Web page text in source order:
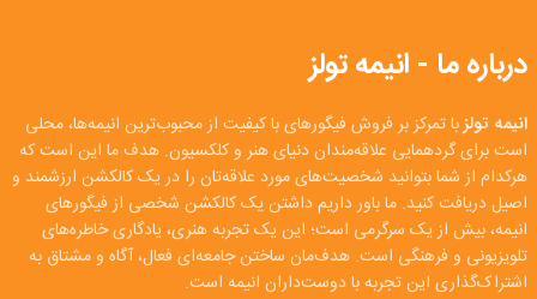
درباره ما - انیمه تولز
انیمه تولزبا تمرکز بر فروش فیگورهای با کیفیت از محبوب‌ترین انیمه‌ها، محلی
است برای گردهمایی علاقه‌مندان دنیای هنر و کلکسیون. هدف ما این است که
هرکدام از شما بتوانید شخصیت‌های مورد علاقه‌تان را در یک کالکشن ارزشمند و
اصیل دریافت کنید. ما باور داریم داشتن یک کالکشن شخصی از فیگورهای
انیمه، بیش از یک سرگرمی است؛ این یک تجربه هنری، یادگاری خاطره‌های
تلویزیونی و فرهنگی است. هدف‌مان ساختن جامعه‌ای فعال، آگاه و مشتاق به
اشتراک‌گذاری این تجربه با دوست‌داران انیمه است.